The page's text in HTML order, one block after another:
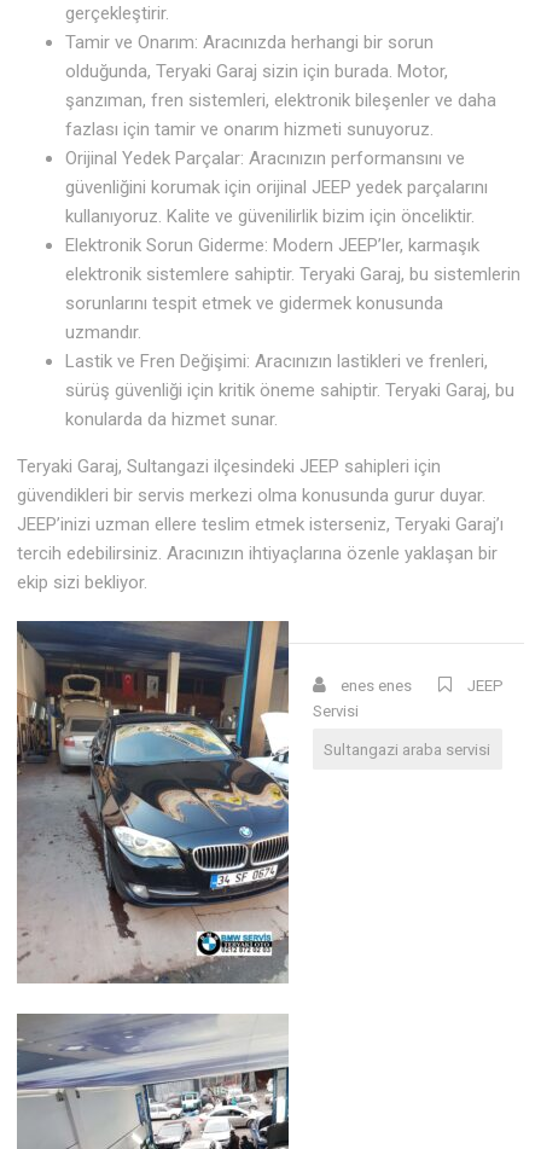
gerçekleştirir.
Tamir ve Onarım: Aracınızda herhangi bir sorun
olduğunda, Teryaki Garaj sizin için burada. Motor,
şanzıman, fren sistemleri, elektronik bileşenler ve daha
fazlası için tamir ve onarım hizmeti sunuyoruz.
Orijinal Yedek Parçalar: Aracınızın performansını ve
güvenliğini korumak için orijinal JEEP yedek parçalarını
kullanıyoruz. Kalite ve güvenilirlik bizim için önceliktir.
Elektronik Sorun Giderme: Modern JEEP’ler, karmaşık
elektronik sistemlere sahiptir. Teryaki Garaj, bu sistemlerin
sorunlarını tespit etmek ve gidermek konusunda
uzmandır.
Lastik ve Fren Değişimi: Aracınızın lastikleri ve frenleri,
sürüş güvenliği için kritik öneme sahiptir. Teryaki Garaj, bu
konularda da hizmet sunar.
Teryaki Garaj, Sultangazi ilçesindeki JEEP sahipleri için
güvendikleri bir servis merkezi olma konusunda gurur duyar.
JEEP’inizi uzman ellere teslim etmek isterseniz, Teryaki Garaj’ı
tercih edebilirsiniz. Aracınızın ihtiyaçlarına özenle yaklaşan bir
ekip sizi bekliyor.
enes enes
JEEP
Servisi
Sultangazi araba servisi